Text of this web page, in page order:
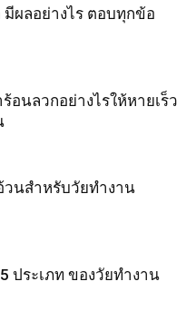
ผลอย่างไร ตอบทุกข้อ
อนลวกอย่างไรให้หายเร็ว
วนสำหรับวัยทำงาน
ประเภท ของวัยทำงาน